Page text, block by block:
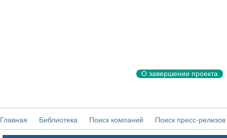
О завершении проекта
Главная Библиотека Поиск компаний Поиск пресс-релизов